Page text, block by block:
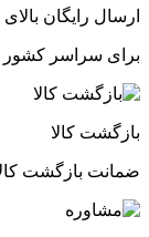
ارسال رایگان بالای 15،000،000 تومان
برای سراسر کشور
بازگشت کالا
ضمانت بازگشت کالا تا 7